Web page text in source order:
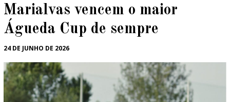
Marialvas vencem o maior
Águeda Cup de sempre
24 DE JUNHO DE 2026